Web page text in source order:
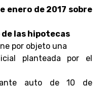
enero de 2017 sobre
las hipotecas
por objeto una
planteada por el
auto de 10 de